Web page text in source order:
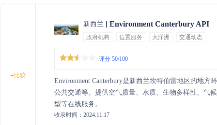
+比较
新西兰 Environment Canterbury API
政府机构 位置服务 大洋洲 交通动态
评分 50/100
Environment Canterbury是新西兰坎特伯雷地区的地
公共交通等。提供空气质量、水质、生物多样性、气
型等在线服务。
收录时间：2024.11.17